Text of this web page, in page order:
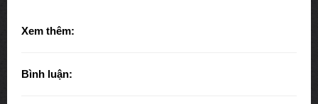
Xem thêm:
Bình luận: